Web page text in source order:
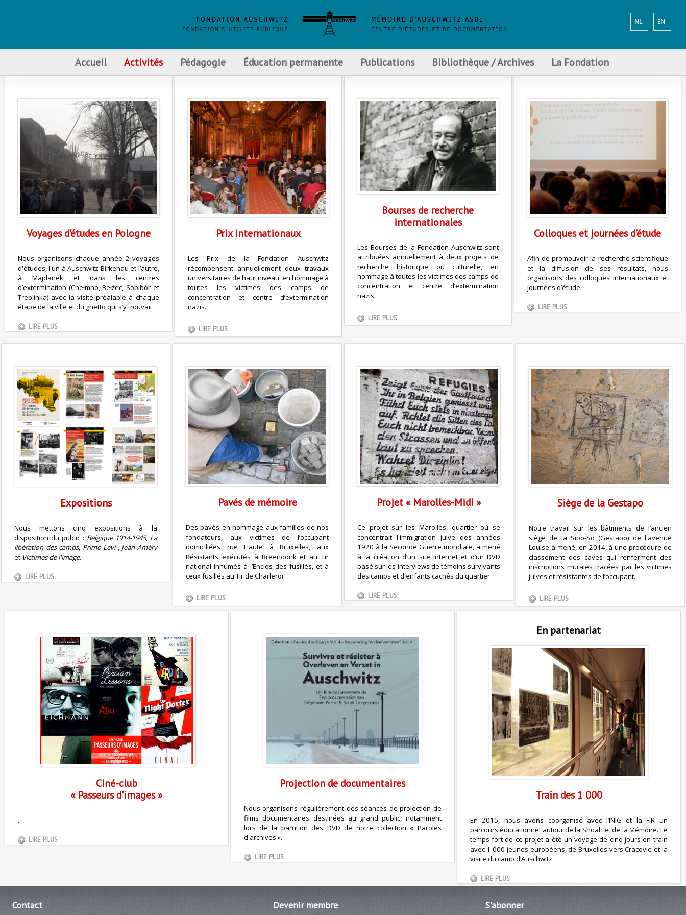
EN
NL
Accueil Activités Pédagogie Éducation permanente Publications Bibliothèque / Archives La Fondation
Voyages d'études en Pologne
Nous organisons chaque année 2 voyages
d'études, l'un à Auschwitz-Birkenau et l’autre,
à Majdanek et dans les centres
d’extermination (Chełmno, Bełżec, Sobibór et
Treblinka) avec la visite préalable à chaque
étape de la ville et du ghetto qui s’y trouvait.
LIRE PLUS
Prix internationaux
Les Prix de la Fondation Auschwitz
récompensent annuellement deux travaux
universitaires de haut niveau, en hommage à
toutes les victimes des camps de
concentration et centre d’extermination
nazis.
LIRE PLUS
Bourses de recherche
internationales
Les Bourses de la Fondation Auschwitz sont
attribuées annuellement à deux projets de
recherche historique ou culturelle, en
hommage à toutes les victimes des camps de
concentration et centre d’extermination
nazis.
LIRE PLUS
Colloques et journées d’étude
Afin de promouvoir la recherche scientifique
et la diffusion de ses résultats, nous
organisons des colloques internationaux et
journées d’étude.
LIRE PLUS
Expositions
Nous mettons cinq expositions à la
disposition du public : Belgique 1914-1945, La
libération des camps, Primo Levi , Jean Améry
et Victimes de l'image.
LIRE PLUS
Pavés de mémoire
Des pavés en hommage aux familles de nos
fondateurs, aux victimes de l’occupant
domiciliées rue Haute à Bruxelles, aux
Résistants exécutés à Breendonk et au Tir
national inhumés à l’Enclos des fusillés, et à
ceux fusillés au Tir de Charleroi.
LIRE PLUS
Projet « Marolles-Midi »
Ce projet sur les Marolles, quartier où se
concentrait l'immigration juive des années
1920 à la Seconde Guerre mondiale, a mené
à la création d’un site internet et d’un DVD
basé sur les interviews de témoins survivants
des camps et d'enfants cachés du quartier.
LIRE PLUS
Siège de la Gestapo
Notre travail sur les bâtiments de l’ancien
siège de la Sipo-Sd (Gestapo) de l'avenue
Louise a mené, en 2014, à une procédure de
classement des caves qui renferment des
inscriptions murales tracées par les victimes
juives et résistantes de l’occupant.
LIRE PLUS
Ciné-club
« Passeurs d'images »
.
LIRE PLUS
Projection de documentaires
Nous organisons régulièrement des séances de projection de
films documentaires destinées au grand public, notamment
lors de la parution des DVD de notre collection « Paroles
d'archives ».
LIRE PLUS
En partenariat
Train des 1 000
En 2015, nous avons coorganisé avec l’INIG et la FIR un
parcours éducationnel autour de la Shoah et de la Mémoire. Le
temps fort de ce projet a été un voyage de cinq jours en train
avec 1 000 jeunes européens, de Bruxelles vers Cracovie et la
visite du camp d’Auschwitz.
LIRE PLUS
Contact Devenir membre S'abonner